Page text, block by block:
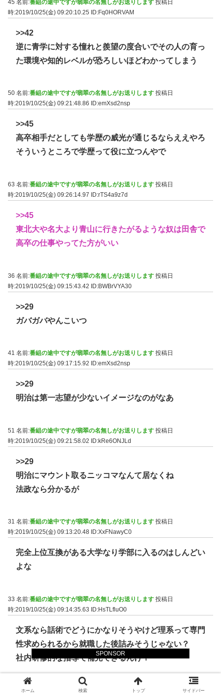
SPONSOR
45 名前:番組の途中ですが翡翠の名無しがお送りします 投稿日
時:2019/10/25(金) 09:20:10.25 ID:Fq0HORVAM
>>42
逆に青学に対する憧れと羨望の度合いでその人の育っ
た環境や知的レベルが恐ろしいほどわかってしまう
50 名前:番組の途中ですが翡翠の名無しがお送りします 投稿日
時:2019/10/25(金) 09:21:48.86
ID:emXsd2nsp
>>45
高卒相手だとしても学歴の威光が通じるならええやろ
そういうところで学歴って役に立つんやで
63 名前:番組の途中ですが翡翠の名無しがお送りします 投稿日
時:2019/10/25(金) 09:26:14.97
ID:rTS4a9z7d
>>45
東北大や名大より青山に行きたがるような奴は田舎で
高卒の仕事やってた方がいい
36 名前:番組の途中ですが翡翠の名無しがお送りします 投稿日
時:2019/10/25(金) 09:15:43.42 ID:BWBrVYA30
>>29
ガバガバやんこいつ
41 名前:番組の途中ですが翡翠の名無しがお送りします 投稿日
時:2019/10/25(金) 09:17:15.92
ID:emXsd2nsp
>>29
明治は第一志望が少ないイメージなのがなあ
51 名前:番組の途中ですが翡翠の名無しがお送りします 投稿日
時:2019/10/25(金) 09:21:58.02 ID:kRe6ONJLd
>>29
明治にマウント取るニッコマなんて居なくね
法政なら分かるが
31 名前:番組の途中ですが翡翠の名無しがお送りします 投稿日
時:2019/10/25(金) 09:13:20.48 ID:XxFNawyC0
完全上位互換がある大学なり学部に入るのはしんどい
よな
33 名前:番組の途中ですが翡翠の名無しがお送りします 投稿日
時:2019/10/25(金) 09:14:35.63 ID:HsTLfluO0
文系なら話術でどうにかなりそうやけど理系って専門
性求められるから就職した後詰みそうじゃない？
社内研修的な指導で補完できるんけ？
40 名前:番組の途中ですが翡翠の名無しがお送りします
ホーム 検索 トップ サイドバー